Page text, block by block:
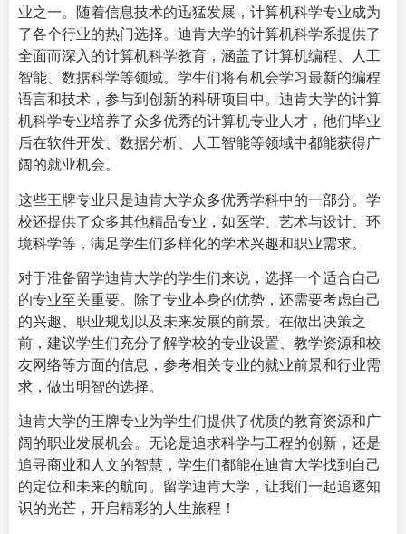
业之一。随着信息技术的迅猛发展，计算机科学专业成为
了各个行业的热门选择。迪肯大学的计算机科学系提供了
全面而深入的计算机科学教育，涵盖了计算机编程、人工
智能、数据科学等领域。学生们将有机会学习最新的编程
语言和技术，参与到创新的科研项目中。迪肯大学的计算
机科学专业培养了众多优秀的计算机专业人才，他们毕业
后在软件开发、数据分析、人工智能等领域中都能获得广
阔的就业机会。
这些王牌专业只是迪肯大学众多优秀学科中的一部分。学
校还提供了众多其他精品专业，如医学、艺术与设计、环
境科学等，满足学生们多样化的学术兴趣和职业需求。
对于准备留学迪肯大学的学生们来说，选择一个适合自己
的专业至关重要。除了专业本身的优势，还需要考虑自己
的兴趣、职业规划以及未来发展的前景。在做出决策之
前，建议学生们充分了解学校的专业设置、教学资源和校
友网络等方面的信息，参考相关专业的就业前景和行业需
求，做出明智的选择。
迪肯大学的王牌专业为学生们提供了优质的教育资源和广
阔的职业发展机会。无论是追求科学与工程的创新，还是
追寻商业和人文的智慧，学生们都能在迪肯大学找到自己
的定位和未来的航向。留学迪肯大学，让我们一起追逐知
识的光芒，开启精彩的人生旅程！